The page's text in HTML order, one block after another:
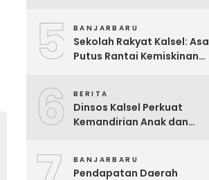
5 BANJARBARU
Sekolah Rakyat Kalsel: Asa
Putus Rantai Kemiskinan
6 BERITA
Dinsos Kalsel Perkuat
Kemandirian Anak dan
Mulia Satria
BANJARBARU
Pendapatan Daerah